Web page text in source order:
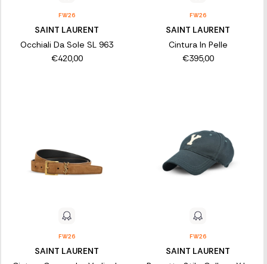
FW26
SAINT LAURENT
Occhiali Da Sole SL 963
€420,00
FW26
SAINT LAURENT
Cintura In Pelle
€395,00
FW26
SAINT LAURENT
FW26
SAINT LAURENT